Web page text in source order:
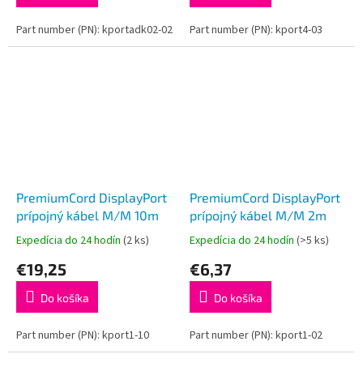
Part number (PN): kportadk02-02 Part number (PN): kport4-03
PremiumCord DisplayPort
prípojný kábel M/M 10m
Expedícia do 24 hodín (2 ks)
€19,25
Do košíka
Part number (PN): kport1-10
PremiumCord DisplayPort
prípojný kábel M/M 2m
Expedícia do 24 hodín (>5 ks)
€6,37
Do košíka
Part number (PN): kport1-02